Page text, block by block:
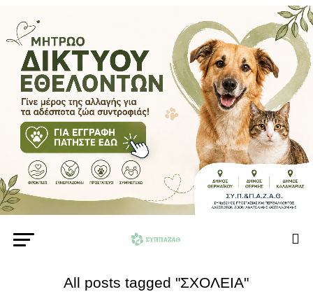
All posts tagged "ΣΧΟΛΕΙΑ"